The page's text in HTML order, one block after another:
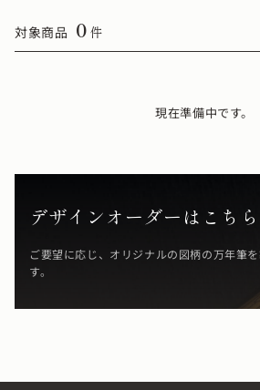
対象商品 0 件
現在準備中です。
デザインオーダーはこちら
ご要望に応じ、オリジナルの図柄の万年筆
す。